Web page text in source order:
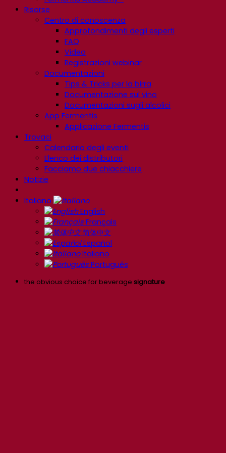
Risorse
Centro di conoscenza
Approfondimenti degli esperti
FAQ
Video
Registrazioni webinar
Documentazioni
Tips & Tricks per la birra
Documentazione sul vino
Documentazioni sugli alcolici
App Fermentis
Applicazione Fermentis
Trovaci
Calendario degli eventi
Elenco dei distributori
Facciamo due chiacchiere
Notizie
Italiano
English
Français
简体中文
Español
Italiano
Português
the obvious choice for beverage signature